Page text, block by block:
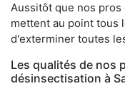
Aussitôt que nos
mettent au point tous
d'exterminer toutes
Les qualités de nos
désinsectisation à